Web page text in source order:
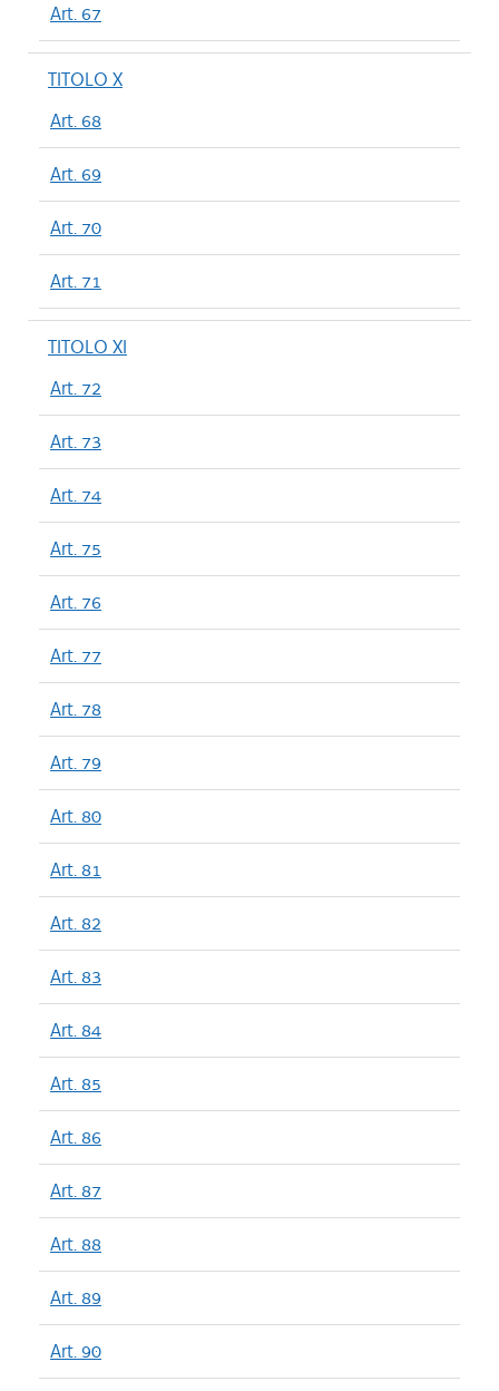
Art. 67
TITOLO X
Art. 68
Art. 69
Art. 70
Art. 71
TITOLO XI
Art. 72
Art. 73
Art. 74
Art. 75
Art. 76
Art. 77
Art. 78
Art. 79
Art. 80
Art. 81
Art. 82
Art. 83
Art. 84
Art. 85
Art. 86
Art. 87
Art. 88
Art. 89
Art. 90